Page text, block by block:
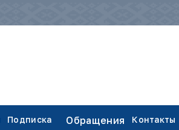
Подписка Обращения Контакты